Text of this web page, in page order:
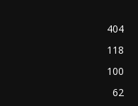
404
118
100
62